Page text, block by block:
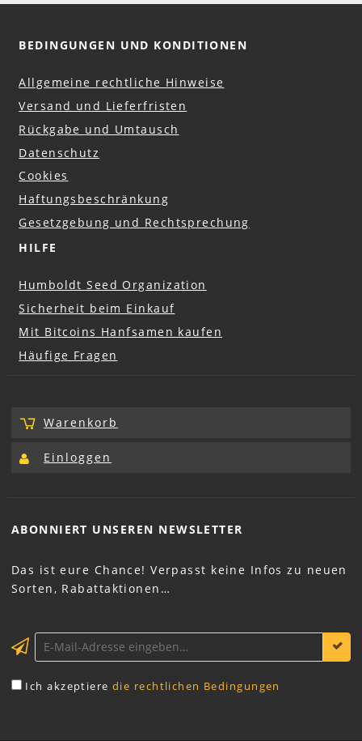
BEDINGUNGEN UND KONDITIONEN
Allgemeine rechtliche Hinweise
Versand und Lieferfristen
Rückgabe und Umtausch
Datenschutz
Cookies
Haftungsbeschränkung
Gesetzgebung und Rechtsprechung
HILFE
Humboldt Seed Organization
Sicherheit beim Einkauf
Mit Bitcoins Hanfsamen kaufen
Häufige Fragen
Warenkorb
Einloggen
ABONNIERT UNSEREN NEWSLETTER
Das ist eure Chance! Verpasst keine Infos zu neuen
Sorten, Rabattaktionen…
Ich akzeptieredie rechtlichen Bedingungen